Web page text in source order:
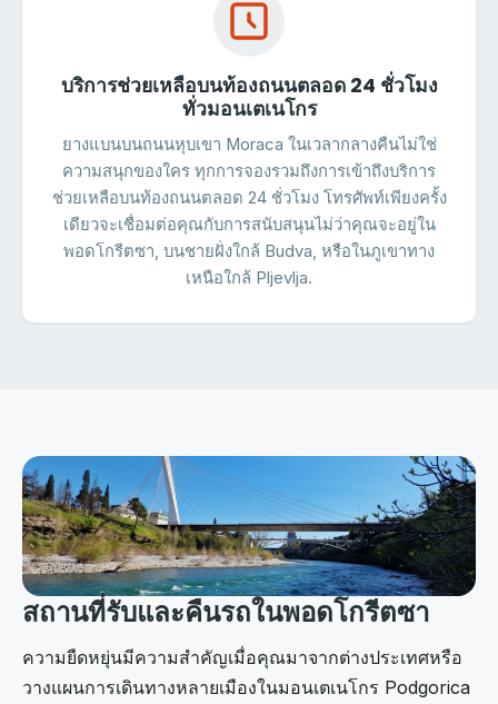
บริการช่วยเหลือบนท้องถนนตลอด 24 ชั่วโมง
ทั่วมอนเตเนโกร
ยางแบนบนถนนหุบเขา Moraca ในเวลากลางคืนไม่ใช่
ความสนุกของใคร ทุกการจองรวมถึงการเข้าถึงบริการ
ช่วยเหลือบนท้องถนนตลอด 24 ชั่วโมง โทรศัพท์เพียงครั้ง
เดียวจะเชื่อมต่อคุณกับการสนับสนุนไม่ว่าคุณจะอยู่ใน
พอดโกรีตซา, บนชายฝั่งใกล้ Budva, หรือในภูเขาทาง
เหนือใกล้ Pljevlja.
สถานที่รับและคืนรถในพอดโกรีตซา
ความยืดหยุ่นมีความสำคัญเมื่อคุณมาจากต่างประเทศหรือ
วางแผนการเดินทางหลายเมืองในมอนเตเนโกร Podgorica